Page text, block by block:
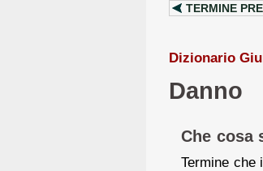
TERMINE
Dizionario
Danno
Che cosa
Termine che